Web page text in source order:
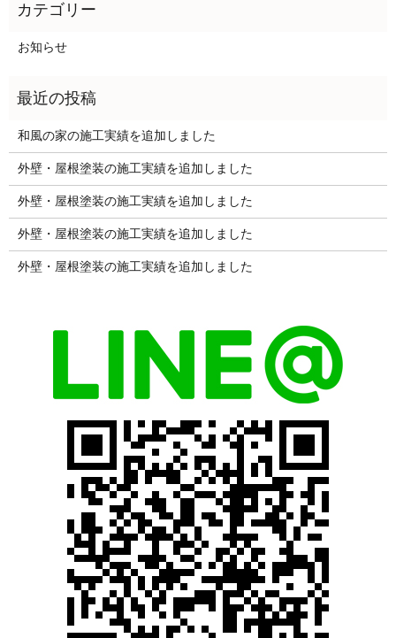
お知らせ
和風の家の施工実績を追加しました
外壁・屋根塗装の施工実績を追加しました
外壁・屋根塗装の施工実績を追加しました
外壁・屋根塗装の施工実績を追加しました
外壁・屋根塗装の施工実績を追加しました